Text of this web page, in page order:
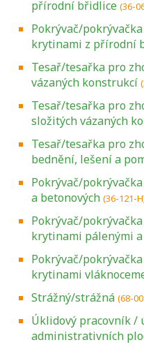
přírodní břidlice (36-
Pokrývač/
krytinami z přírodní
Tesař/tesařka pro
vázaných konstrukcí
Tesař/tesařka pro
složitých vázaných
Tesař/tesařka pro
bednění, lešení a
Pokrývač/
a betonových (36-121-
Pokrývač/
krytinami pálenými
Pokrývač/
krytinami
Strážný/strážná (68-
Úklidový pracovník /
administrativních